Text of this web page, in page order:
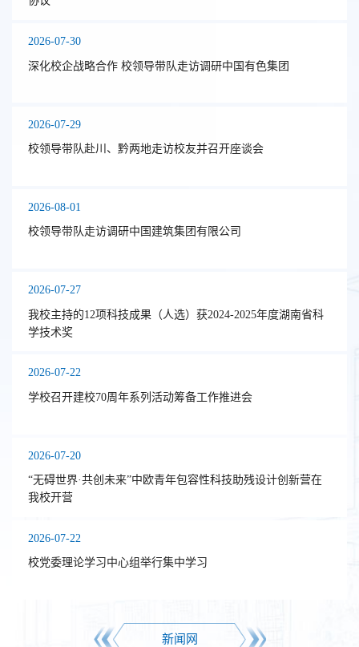
2026-07-30
深化校企战略合作 校领导带队走访调研中国有色集团
2026-07-29
校领导带队赴川、黔两地走访校友并召开座谈会
2026-08-01
校领导带队走访调研中国建筑集团有限公司
2026-07-27
我校主持的12项科技成果（人选）获2024-2025年度湖南省科
学技术奖
2026-07-22
学校召开建校70周年系列活动筹备工作推进会
2026-07-20
“无碍世界·共创未来”中欧青年包容性科技助残设计创新营在
我校开营
2026-07-22
校党委理论学习中心组举行集中学习
新闻网